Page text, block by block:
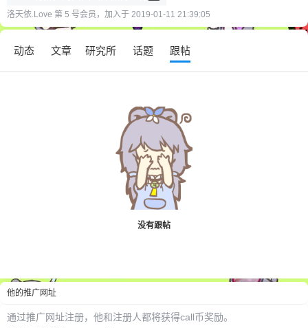
洛天依.Love 第 5 号会员，加入于 2019-01-11 21:39:05
动态 文章 研究所 话题 跟帖
没有跟帖
他的推广网址
通过推广网址注册， 他和注册人都将获得call币奖励。
您没有权限发布内容，请购买会员或者提升权